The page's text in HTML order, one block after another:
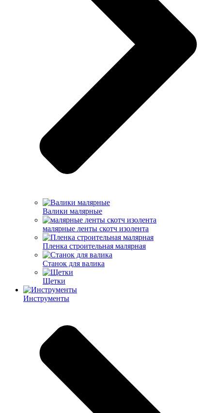
Валики малярные
малярные ленты скотч изолента
Пленка строительная малярная
Станок для валика
Щетки
Инструменты